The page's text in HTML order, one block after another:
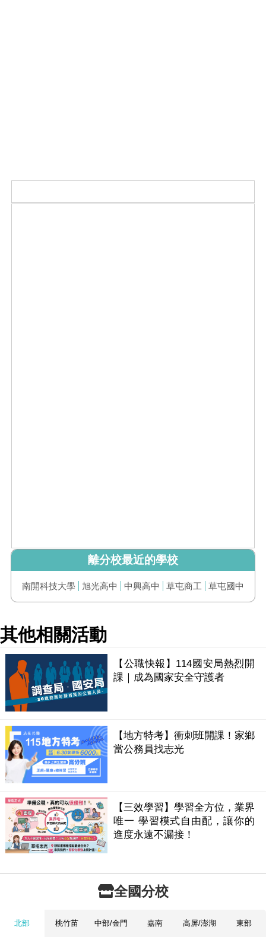
離分校最近的學校
南開科技大學 旭光高中 中興高中 草屯商工 草屯國中
其他相關活動
【公職快報】114國安局熱烈開
課｜成為國家安全守護者
【地方特考】衝刺班開課！家鄉
當公務員找志光
【三效學習】學習全方位，業界
唯一 學習模式自由配，讓你的
進度永遠不漏接！
全國分校
北部 桃竹苗 中部/金門 嘉南 高屏/澎湖 東部